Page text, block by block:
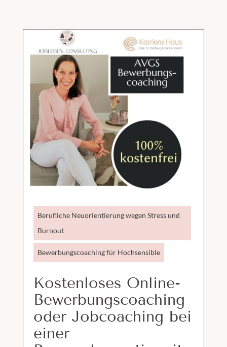
Berufliche Neuorientierung wegen Stress und
Burnout
Bewerbungscoaching für Hochsensible
Kostenloses Online-
Bewerbungscoaching
oder Jobcoaching bei
einer